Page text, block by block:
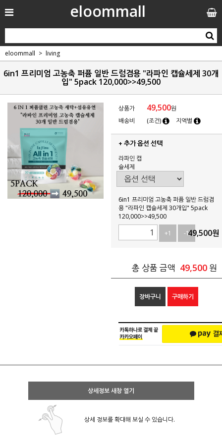
eloommall
eloommall living
6in1 프리미엄 고농축 퍼퓸 일반 드럼겸용 "라파인 캡슐세제 30개
입" 5pack 120,000>>49,500
상품가 49,500원
배송비
(조건) 지역별
+ 추가 옵션 선택
라파인 캡
슐세제
6in1 프리미엄 고농축 퍼퓸 일반 드럼겸
용 "라파인 캡슐세제 30개입" 5pack
120,000>>49,500
+1
-149,500원
총 상품 금액 49,500 원
장바구니 구매하기
상세정보 새창 열기
상세 정보를 확대해 보실 수 있습니다.